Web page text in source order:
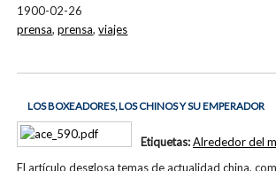
1900-02-26
prensa,prensa,viajes
LOS BOXEADORES, LOS CHINOS Y SU EMPERADOR
El artículo desglosa temas de actualidad china,
Etiquetas:Alrededor del